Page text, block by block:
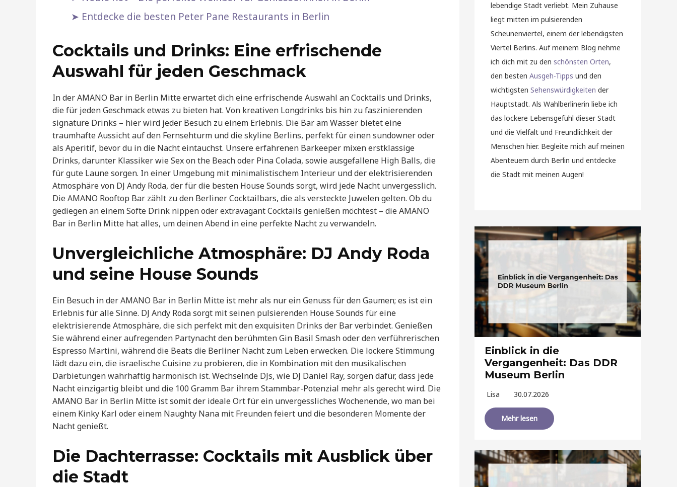
Entdecke die besten Peter Pane Restaurants in Berlin
Cocktails und Drinks: Eine erfrischende
Auswahl für jeden Geschmack
In der AMANO Bar in Berlin Mitte erwartet dich eine erfrischende Auswahl an Cocktails und Drinks,
die für jeden Geschmack etwas zu bieten hat. Von kreativen Longdrinks bis hin zu faszinierenden
signature Drinks – hier wird jeder Besuch zu einem Erlebnis. Die Bar am Wasser bietet eine
traumhafte Aussicht auf den Fernsehturm und die skyline Berlins, perfekt für einen sundowner oder
als Aperitif, bevor du in die Nacht eintauchst. Unsere erfahrenen Barkeeper mixen erstklassige
Drinks, darunter Klassiker wie Sex on the Beach oder Pina Colada, sowie ausgefallene High Balls, die
für gute Laune sorgen. In einer Umgebung mit minimalistischem Interieur und der elektrisierenden
Atmosphäre von DJ Andy Roda, der für die besten House Sounds sorgt, wird jede Nacht unvergesslich.
Die AMANO Rooftop Bar zählt zu den Berliner Cocktailbars, die als versteckte Juwelen gelten. Ob du
gediegen an einem Softe Drink nippen oder extravagant Cocktails genießen möchtest – die AMANO
Bar in Berlin Mitte hat alles, um deinen Abend in eine perfekte Nacht zu verwandeln.
Unvergleichliche Atmosphäre: DJ Andy Roda
und seine House Sounds
Ein Besuch in der AMANO Bar in Berlin Mitte ist mehr als nur ein Genuss für den Gaumen; es ist ein
Erlebnis für alle Sinne. DJ Andy Roda sorgt mit seinen pulsierenden House Sounds für eine
elektrisierende Atmosphäre, die sich perfekt mit den exquisiten Drinks der Bar verbindet. Genießen
Sie während einer aufregenden Partynacht den berühmten Gin Basil Smash oder den verführerischen
Espresso Martini, während die Beats die Berliner Nacht zum Leben erwecken. Die lockere Stimmung
lädt dazu ein, die israelische Cuisine zu probieren, die in Kombination mit den musikalischen
Darbietungen wahrhaftig harmonisch ist. Wechselnde DJs, wie DJ Daniel Ray, sorgen dafür, dass jede
Nacht einzigartig bleibt und die 100 Gramm Bar ihrem Stammbar-Potenzial mehr als gerecht wird. Die
AMANO Bar in Berlin Mitte ist somit der ideale Ort für ein unvergessliches Wochenende, wo man bei
einem Kinky Karl oder einem Naughty Nana mit Freunden feiert und die besonderen Momente der
Nacht genießt.
Die Dachterrasse: Cocktails mit Ausblick über
die Stadt
lebendige Stadt verliebt. Mein Zuhause
liegt mitten im pulsierenden
Scheunenviertel, einem der lebendigsten
Viertel Berlins. Auf meinem Blog nehme
ich dich mit zu den schönsten Orten,
den besten Ausgeh-Tipps und den
wichtigsten Sehenswürdigkeiten der
Hauptstadt. Als Wahlberlinerin liebe ich
das lockere Lebensgefühl dieser Stadt
und die Vielfalt und Freundlichkeit der
Menschen hier. Begleite mich auf meinen
Abenteuern durch Berlin und entdecke
die Stadt mit meinen Augen!
Einblick in die
Vergangenheit: Das DDR
Museum Berlin
Lisa 30.07.2026
Mehr lesen